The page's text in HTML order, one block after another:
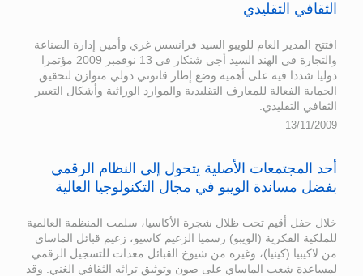
الثقافي التقليدي
افتتح المدير العام للويبو السيد فرانسس غري وأمين إدارة الصناعة
والتجارة في الهند السيد أجي شنكار في 13 نوفمبر 2009 مؤتمرا
دوليا شددا فيه على أهمية وضع إطار قانوني دولي متوازن لتحقيق
الحماية الفعالة للمعارف التقليدية والموارد الوراثية وأشكال التعبير
الثقافي التقليدي.
13/11/2009
أحد المجتمعات الأصلية يتحول إلى النظام الرقمي
بفضل مساندة الويبو في مجال التكنولوجيا العالية
خلال حفل أقيم تحت ظلال شجرة الأكاسيا، سلمت المنظمة العالمية
للملكية الفكرية (الويبو) رسميا الزعيم كاسيو، زعيم قبائل الماساي
من لاكيبيا (كينيا)، وغيره من شيوخ القبائل معدات للتسجيل الرقمي
لمساعدة شعب الماساي على صون وتوثيق تراثه الثقافي الغني. وقد